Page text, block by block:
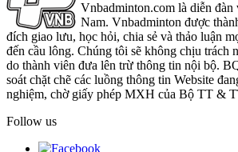
Vnbadminton.com là diễn
Nam. Vnbadminton được
đích giao lưu, học hỏi, chia sẻ và thảo luận
đến cầu lông. Chúng tôi sẽ không chịu trách
do thành viên đưa lên trừ thông tin nội bộ.
soát chặt chẽ các luồng thông tin Website
nghiệm, chờ giấy phép MXH của Bộ TT &
Follow us